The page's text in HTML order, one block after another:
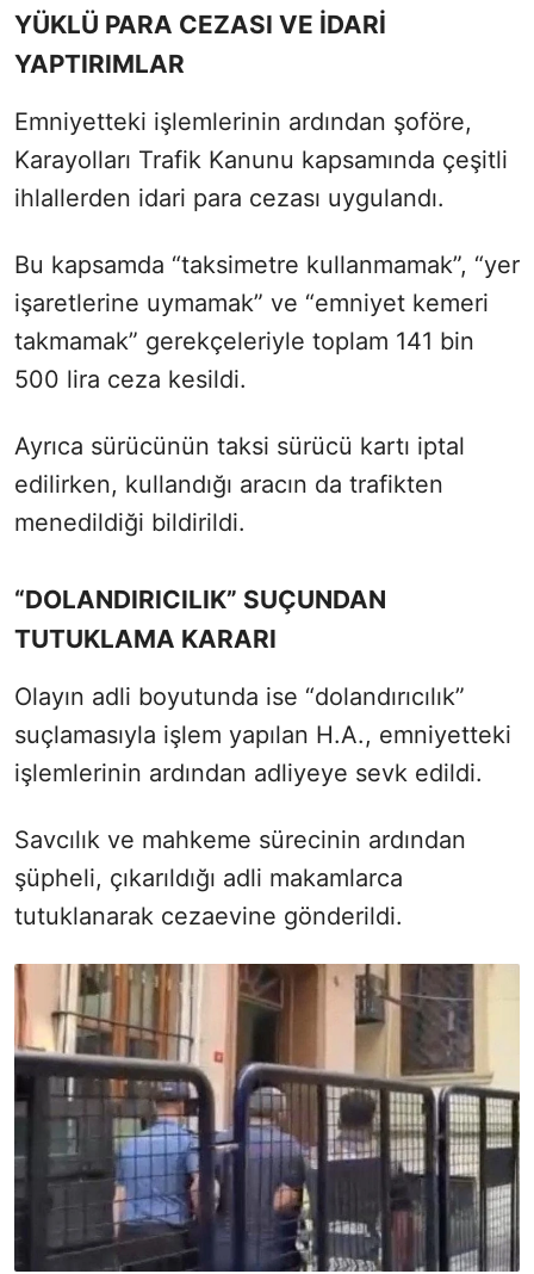
YÜKLÜ PARA CEZASI VE İDARİ
YAPTIRIMLAR
Emniyetteki işlemlerinin ardından şoföre,
Karayolları Trafik Kanunu kapsamında çeşitli
ihlallerden idari para cezası uygulandı.
Bu kapsamda “taksimetre kullanmamak”, “yer
işaretlerine uymamak” ve “emniyet kemeri
takmamak” gerekçeleriyle toplam 141 bin
500 lira ceza kesildi.
Ayrıca sürücünün taksi sürücü kartı iptal
edilirken, kullandığı aracın da trafikten
menedildiği bildirildi.
“DOLANDIRICILIK” SUÇUNDAN
TUTUKLAMA KARARI
Olayın adli boyutunda ise “dolandırıcılık”
suçlamasıyla işlem yapılan H.A., emniyetteki
işlemlerinin ardından adliyeye sevk edildi.
Savcılık ve mahkeme sürecinin ardından
şüpheli, çıkarıldığı adli makamlarca
tutuklanarak cezaevine gönderildi.